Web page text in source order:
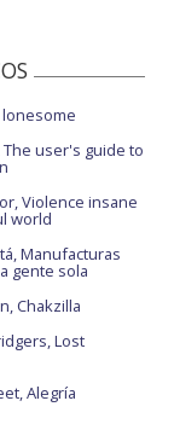
lonesome
The user's guide to
Violence insane
world
Manufacturas
gente sola
Chakzilla
Lost
Alegría